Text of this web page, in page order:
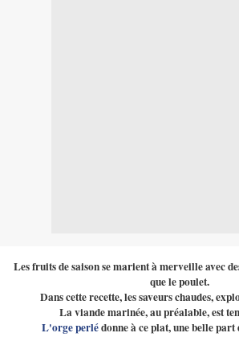
Les fruits de saison se marient à merveille avec
que le poulet.
Dans cette recette, les saveurs chaudes,
La viande marinée, au préalable, est
L'orge perlédonne à ce plat, une belle